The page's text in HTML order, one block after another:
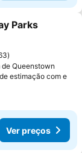
favoritos
Parks
de Queenstown
estimação com e
Ver preços